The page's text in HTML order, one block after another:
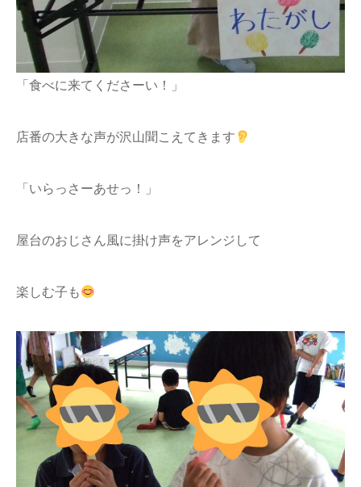
「食べに来てくださーい！」
店番の大きな声が沢山聞こえてきます
「いらっさーあせっ！」
屋台のおじさん風に掛け声をアレンジして
楽しむ子も